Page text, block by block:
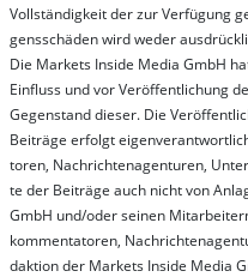
Vol­lständ­ig­keit der zur Ver­fü­gung
gens­schä­den wird we­der
Die Mar­kets In­side Me­dia GmbH
Ein­fluss und vor Ver­öf­fent­lich­ung
Ge­gen­stand die­ser. Die
Bei­trä­ge er­folgt
tor­en, Nach­richt­en­ag­en­tur­en,
te der Bei­trä­ge auch nicht von
GmbH und/oder sei­nen
kom­men­ta­tor­en,
dak­tion der Mar­kets In­side Me­dia